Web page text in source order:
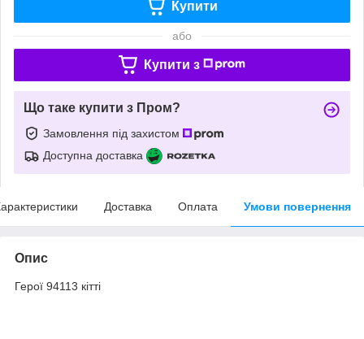
Купити
або
Купити з
Що таке купити з Пром?
Замовлення під захистом
Доступна доставка
Доставка Оплата Умови повернення
Опис
Герої 94113 кітті